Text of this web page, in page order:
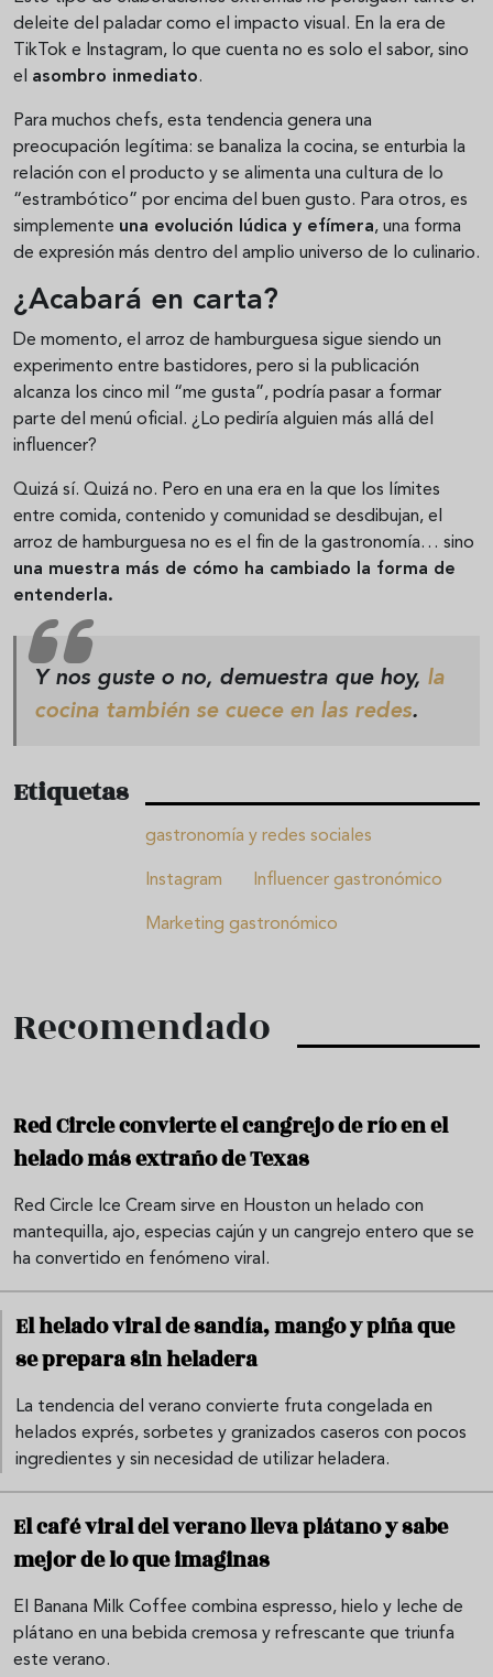
deleite del paladar como el impacto visual. En la era de
TikTok e Instagram, lo que cuenta no es solo el sabor, sino
el asombro inmediato.
Para muchos chefs, esta tendencia genera una
preocupación legítima: se banaliza la cocina, se enturbia la
relación con el producto y se alimenta una cultura de lo
“estrambótico” por encima del buen gusto. Para otros, es
simplemente una evolución lúdica y efímera, una forma
de expresión más dentro del amplio universo de lo culinario.
¿Acabará en carta?
De momento, el arroz de hamburguesa sigue siendo un
experimento entre bastidores, pero si la publicación
alcanza los cinco mil “me gusta”, podría pasar a formar
parte del menú oficial. ¿Lo pediría alguien más allá del
influencer?
Quizá sí. Quizá no. Pero en una era en la que los límites
entre comida, contenido y comunidad se desdibujan, el
arroz de hamburguesa no es el fin de la gastronomía… sino
una muestra más de cómo ha cambiado la forma de
entenderla.
Y nos guste o no, demuestra que hoy, la
cocina también se cuece en las redes.
Etiquetas
gastronomía y redes sociales
Instagram Influencer gastronómico
Marketing gastronómico
Recomendado
Red Circle convierte el cangrejo de río en el
helado más extraño de Texas
Red Circle Ice Cream sirve en Houston un helado con
mantequilla, ajo, especias cajún y un cangrejo entero que se
ha convertido en fenómeno viral.
El helado viral de sandía, mango y piña que
se prepara sin heladera
La tendencia del verano convierte fruta congelada en
helados exprés, sorbetes y granizados caseros con pocos
ingredientes y sin necesidad de utilizar heladera.
El café viral del verano lleva plátano y sabe
mejor de lo que imaginas
El Banana Milk Coffee combina espresso, hielo y leche de
plátano en una bebida cremosa y refrescante que triunfa
este verano.